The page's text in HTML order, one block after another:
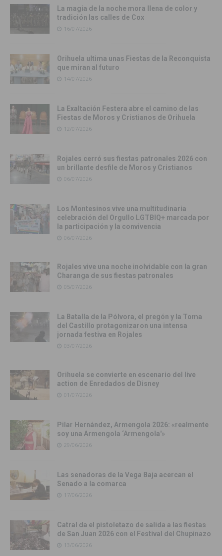
La magia de la noche mora llena de color y
tradición las calles de Cox
16/07/2026
Orihuela ultima unas Fiestas de la Reconquista
que miran al futuro
14/07/2026
La Exaltación Festera abre el camino de las
Fiestas de Moros y Cristianos de Orihuela
12/07/2026
Rojales cerró sus fiestas patronales 2026 con
un brillante desfile de Moros y Cristianos
06/07/2026
Los Montesinos vive una multitudinaria
celebración del Orgullo LGTBIQ+ marcada por
la participación y la convivencia
06/07/2026
Rojales vive una noche inolvidable con la gran
Charanga de sus fiestas patronales
05/07/2026
La Batalla de la Pólvora, el pregón y la Toma
del Castillo protagonizaron una intensa
jornada festiva en Rojales
03/07/2026
Orihuela se convierte en escenario del live
action de Enredados de Disney
01/07/2026
Pilar Hernández, Armengola 2026: «realmente
soy una Armengola ‘Armengola'»
29/06/2026
Las senadoras de la Vega Baja acercan el
Senado a la comarca
17/06/2026
Catral da el pistoletazo de salida a las fiestas
de San Juan 2026 con el Festival del Chupinazo
13/06/2026